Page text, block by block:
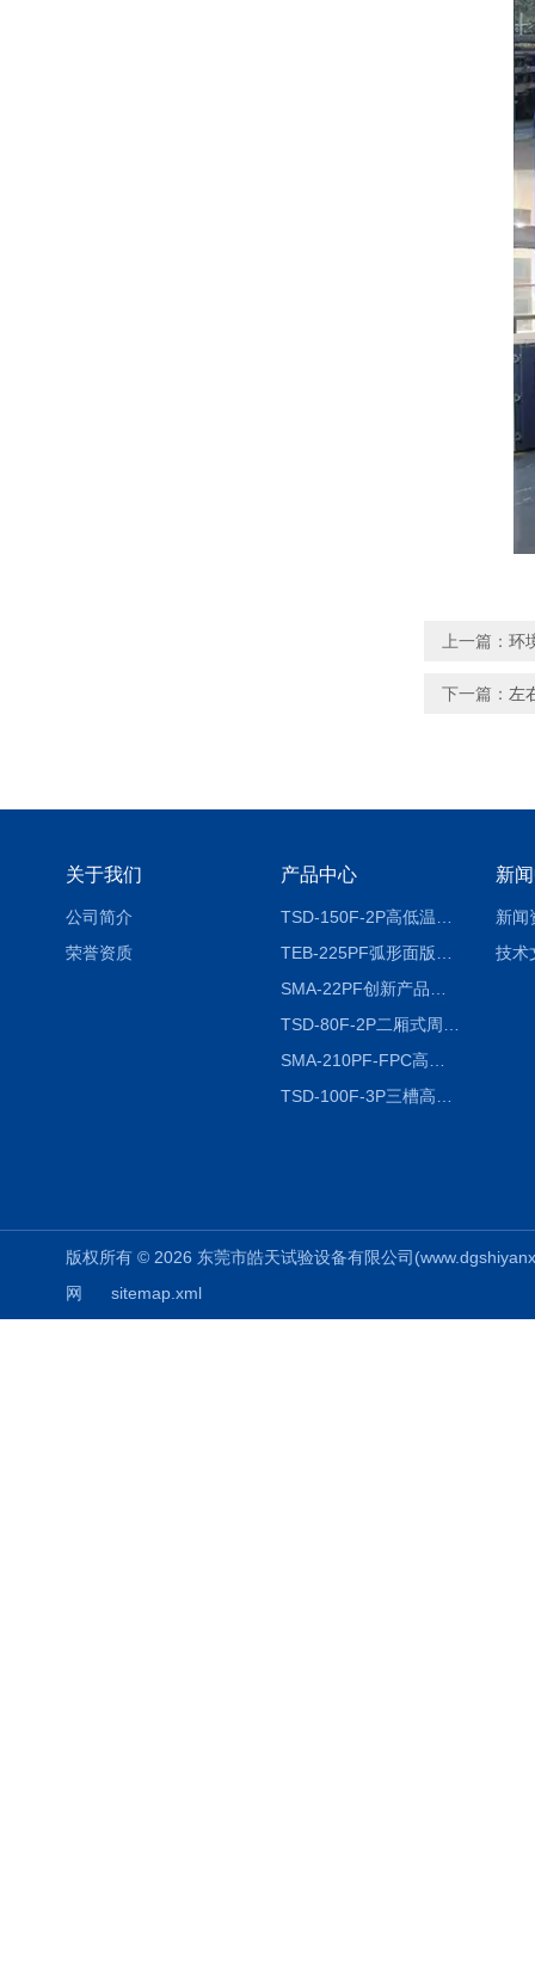
上一篇： 环
下一篇： 左
关于我们
公司简介
荣誉资质
产品中心 新
新闻
技术
版权所有 © 2026 东莞市皓天试验设备有限公司
网
sitemap.xml